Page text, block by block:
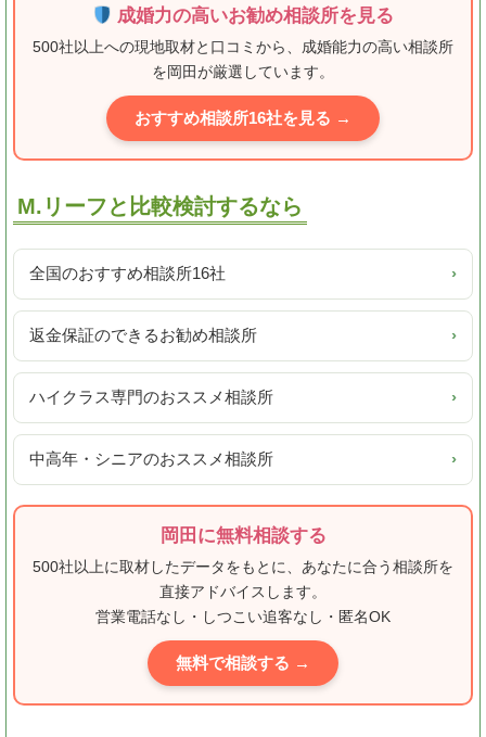
成婚力の高いお勧め相談所を見る
500社以上への現地取材と口コミから、成婚能力の高い相談所
を岡田が厳選しています。
おすすめ相談所16社を見る →
M.リーフと比較検討するなら
全国のおすすめ相談所16社 ›
返金保証のできるお勧め相談所 ›
ハイクラス専門のおススメ相談所 ›
中高年・シニアのおススメ相談所 ›
岡田に無料相談する
500社以上に取材したデータをもとに、あなたに合う相談所を
直接アドバイスします。
営業電話なし・しつこい追客なし・匿名OK
無料で相談する →